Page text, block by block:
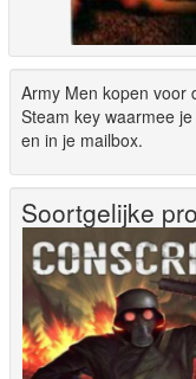
Army Men kopen voor
Steam key waarmee
en in je mailbox.
Soortgelijke